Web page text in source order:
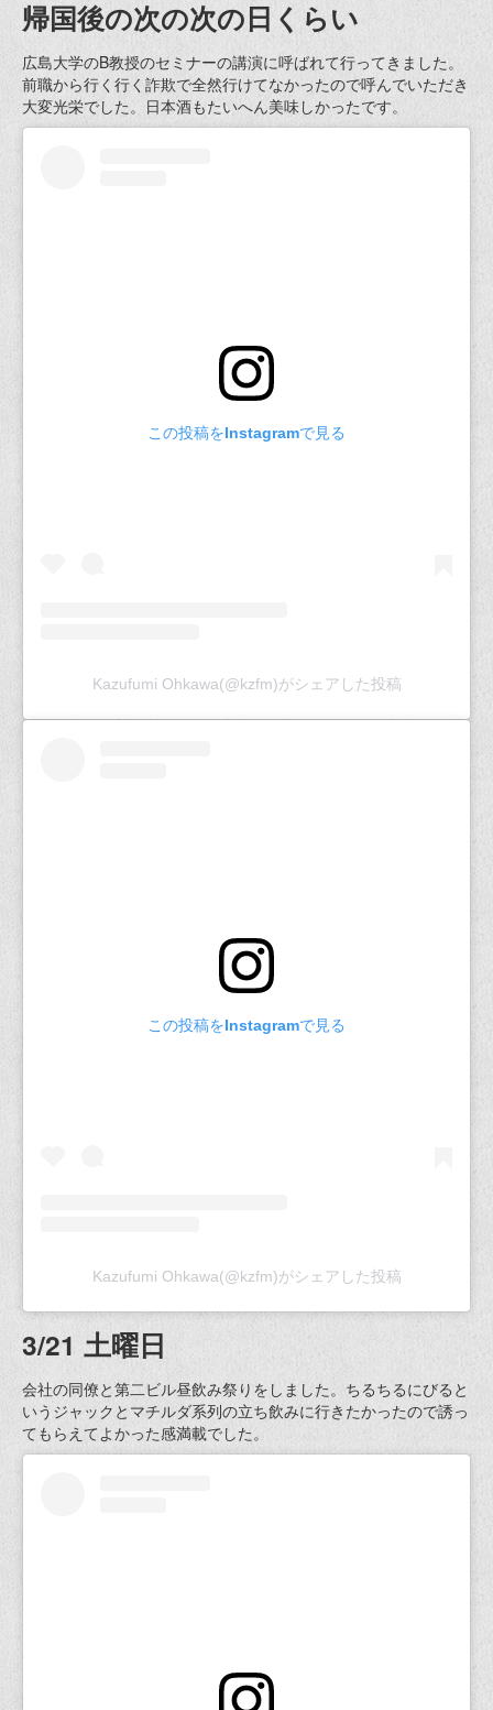
帰国後の次の次の日くらい
広島大学のB教授のセミナーの講演に呼ばれて行ってきました。
前職から行く行く詐欺で全然行けてなかったので呼んでいただき
大変光栄でした。日本酒もたいへん美味しかったです。
この投稿をInstagramで見る
Kazufumi Ohkawa(@kzfm)がシェアした投稿
この投稿をInstagramで見る
Kazufumi Ohkawa(@kzfm)がシェアした投稿
3/21 土曜日
会社の同僚と第二ビル昼飲み祭りをしました。ちるちるにびると
いうジャックとマチルダ系列の立ち飲みに行きたかったので誘っ
てもらえてよかった感満載でした。